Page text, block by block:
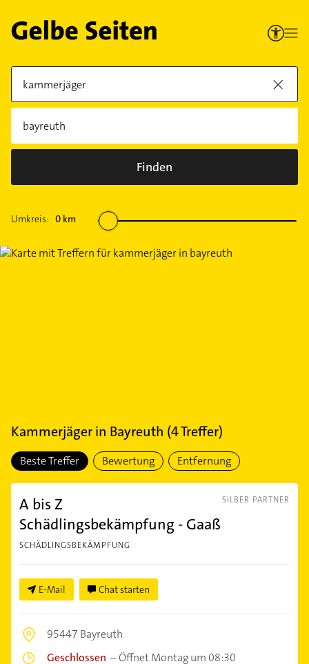
Finden
Umkreis: 0 km
Kammerjägerin Bayreuth (4Treffer)
Beste Treffer Bewertung Entfernung
SILBER PARTNER
A bis Z
Schädlingsbekämpfung - Gaaß
SCHÄDLINGSBEKÄMPFUNG
E-Mail Chat starten
95447 Bayreuth
Geschlossen –Öffnet Montag um 08:30